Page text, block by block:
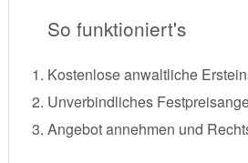
So funktioniert's
Kostenlose anwaltliche
Unverbindliches
Angebot annehmen und